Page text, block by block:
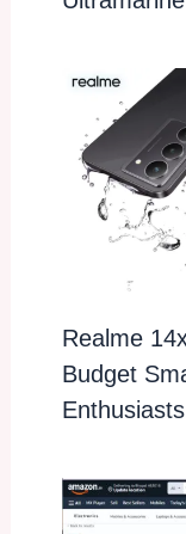
Realme
Budget
Enthusiasts